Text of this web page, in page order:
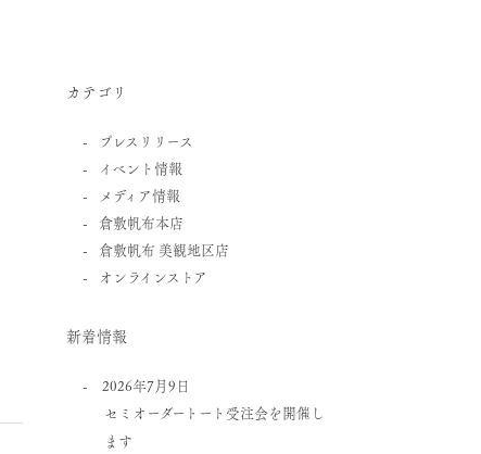
カテゴリ
プレスリリース
イベント情報
メディア情報
倉敷帆布本店
倉敷帆布 美観地区店
オンラインストア
新着情報
2026年7月9日
セミオーダートート受注会を開催し
ます